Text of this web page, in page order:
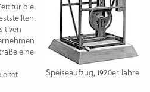
Speiseaufzug, 1920er Jahre
für die
eine